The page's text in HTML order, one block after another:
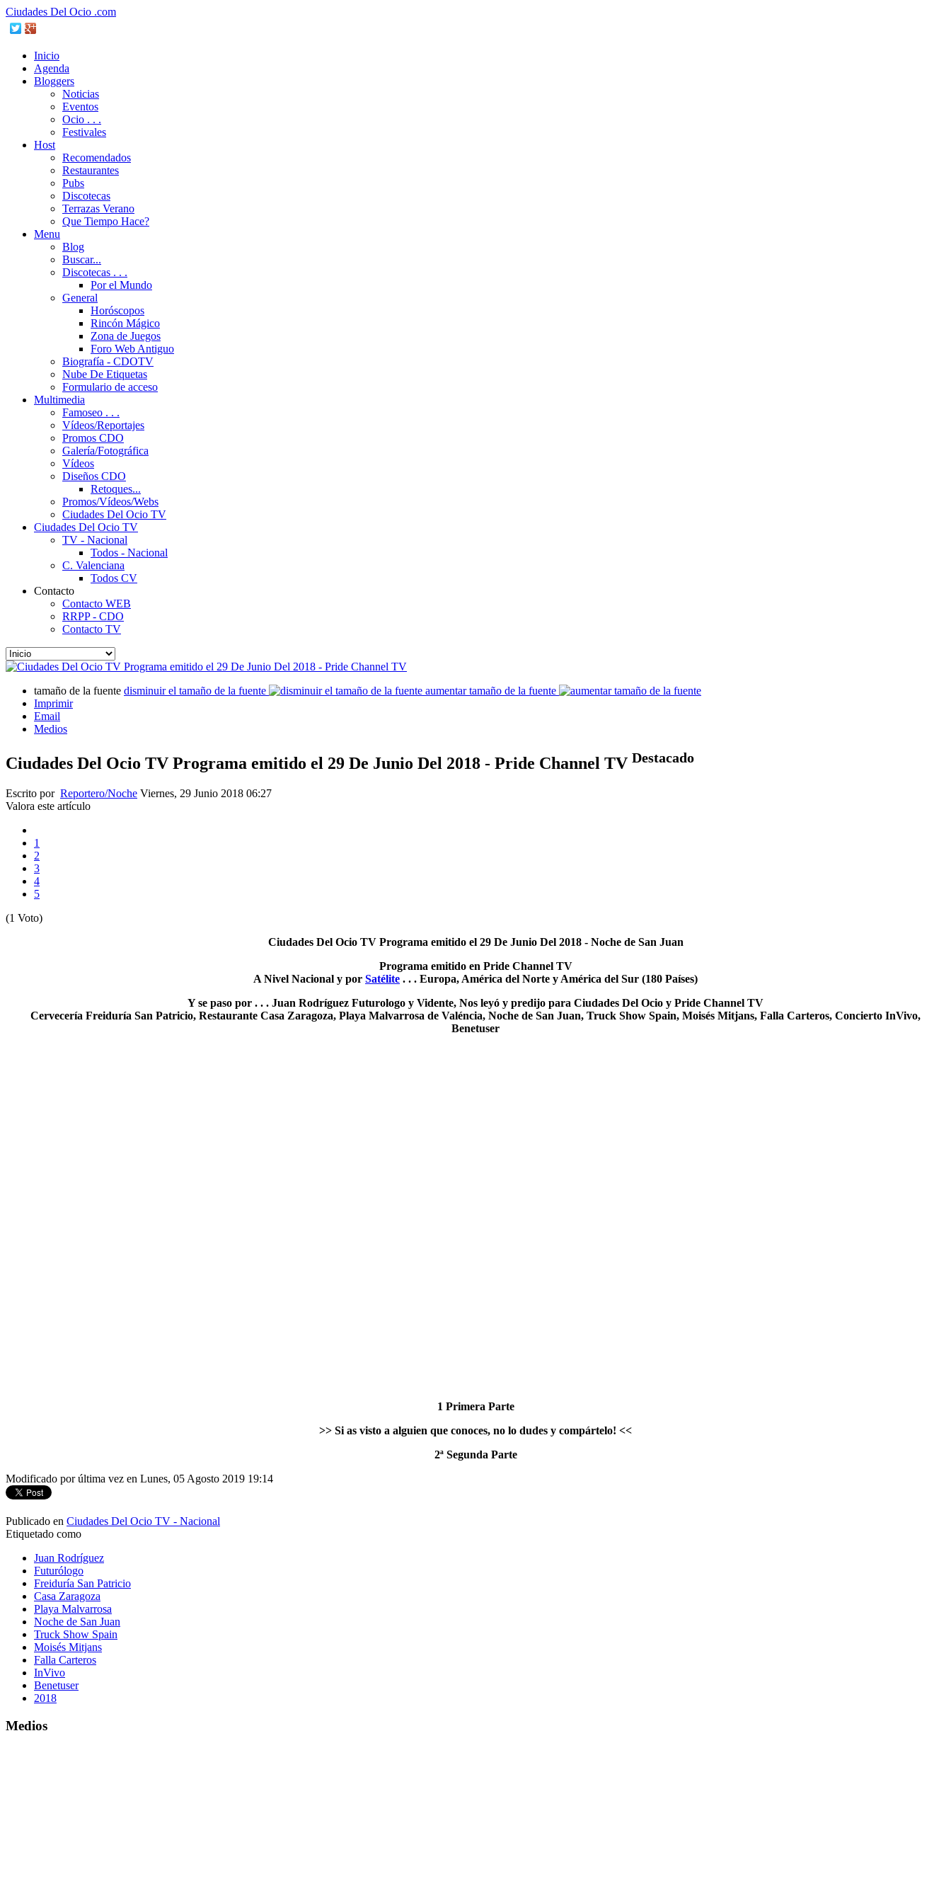
Ciudades Del Ocio .com
Inicio
Agenda
Bloggers
Noticias
Eventos
Ocio . . .
Festivales
Host
Recomendados
Restaurantes
Pubs
Discotecas
Terrazas Verano
Que Tiempo Hace?
Menu
Blog
Buscar...
Discotecas . . .
Por el Mundo
General
Horóscopos
Rincón Mágico
Zona de Juegos
Foro Web Antiguo
Biografía - CDOTV
Nube De Etiquetas
Formulario de acceso
Multimedia
Famoseo . . .
Vídeos/Reportajes
Promos CDO
Galería/Fotográfica
Vídeos
Diseños CDO
Retoques...
Promos/Vídeos/Webs
Ciudades Del Ocio TV
Ciudades Del Ocio TV
TV - Nacional
Todos - Nacional
C. Valenciana
Todos CV
Contacto
Contacto WEB
RRPP - CDO
Contacto TV
tamaño de la fuente disminuir el tamaño de la fuente
aumentar tamaño de la fuente
Imprimir
Email
Medios
Ciudades Del Ocio TV Programa emitido el 29 De Junio Del 2018 - Pride Channel TV Destacado
Escrito por Reportero/Noche Viernes, 29 Junio 2018 06:27
Valora este artículo
1
2
3
4
5
(1 Voto)
Ciudades Del Ocio TV Programa emitido el 29 De Junio Del 2018 - Noche de San Juan
Programa emitido en Pride Channel TV
A Nivel Nacional y por Satélite . . . Europa, América del Norte y América del Sur (180 Países)
Y se paso por . . . Juan Rodríguez Futurologo y Vidente, Nos leyó y predijo para Ciudades Del Ocio y Pride Channel TV
Cervecería Freiduría San Patricio, Restaurante Casa Zaragoza, Playa Malvarrosa de Valéncia, Noche de San Juan, Truck Show Spain, Moisés Mitjans, Falla Carteros, Concierto InVivo,
Benetuser
1 Primera Parte
>> Si as visto a alguien que conoces, no lo dudes y compártelo! <<
2ª Segunda Parte
Modificado por última vez en Lunes, 05 Agosto 2019 19:14
Publicado en Ciudades Del Ocio TV - Nacional
Etiquetado como
Juan Rodríguez
Futurólogo
Freiduría San Patricio
Casa Zaragoza
Playa Malvarrosa
Noche de San Juan
Truck Show Spain
Moisés Mitjans
Falla Carteros
InVivo
Benetuser
2018
Medios